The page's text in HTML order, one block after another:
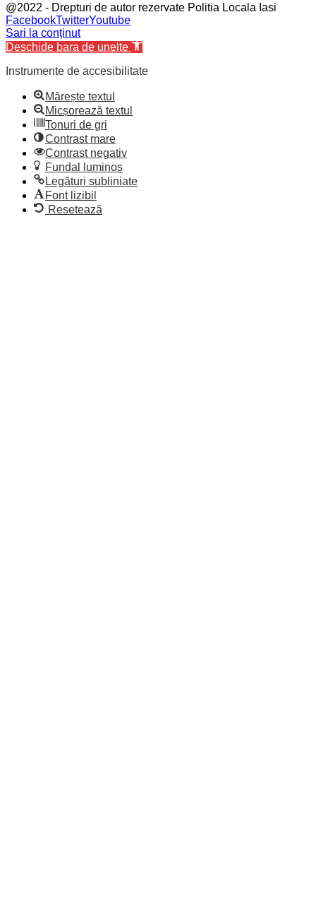
@2022 - Drepturi de autor rezervate Politia Locala Iasi
FacebookTwitterYoutube
Sari la conținut
Deschide bara de unelte
Instrumente de accesibilitate
Mărește textul
Micșorează textul
Tonuri de gri
Contrast mare
Contrast negativ
Fundal luminos
Legături subliniate
Font lizibil
Resetează